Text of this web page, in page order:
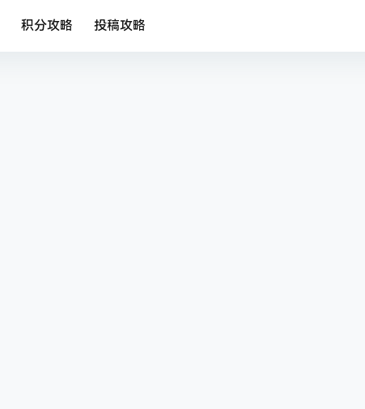
积分攻略 投稿攻略